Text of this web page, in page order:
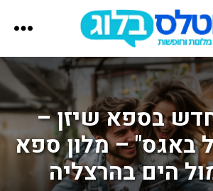
הוטלס
בלוג
בספא שיזן –
באגס" – מלון ספא
הים בהרצליה